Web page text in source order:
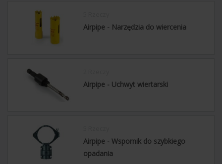
Airpipe - Narzędzia do wiercenia
Airpipe - Uchwyt wiertarski
Airpipe - Wspornik do szybkiego
opadania